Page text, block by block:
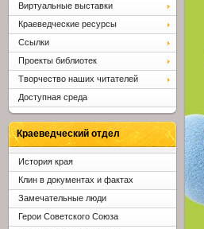
Виртуальные выставки
Краеведческие ресурсы
Ссылки
Проекты библиотек
Творчество наших читателей
Доступная среда
Краеведческий отдел
История края
Клин в документах и фактах
Замечательные люди
Герои Советского Союза